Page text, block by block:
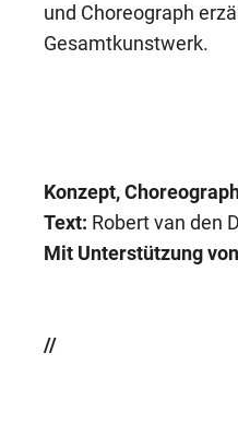
und Choreograph
Gesamtkunstwerk.
Konzept,
Text: Robert van den
Mit Unterstützung
//